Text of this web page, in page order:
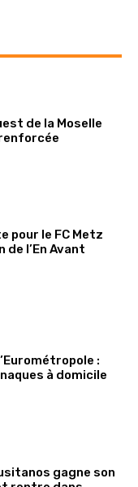
de la Moselle
pour le FC Metz
l’En Avant
:
à domicile
gagne son